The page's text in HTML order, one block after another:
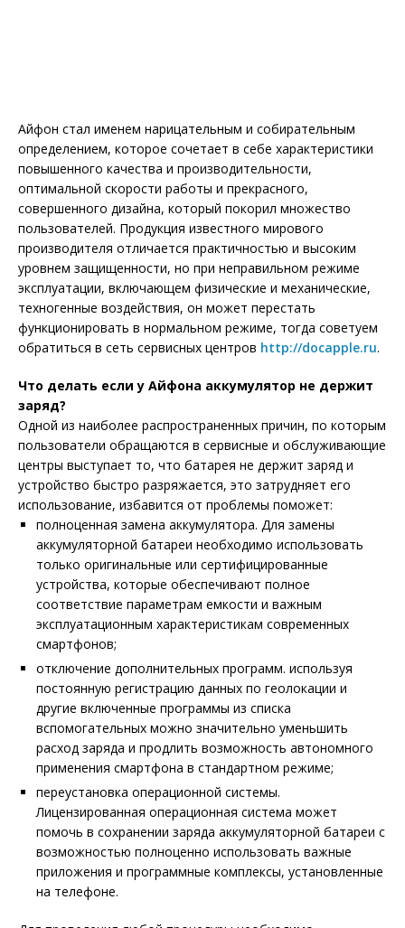
Айфон стал именем нарицательным и собирательным
определением, которое сочетает в себе характеристики
повышенного качества и производительности,
оптимальной скорости работы и прекрасного,
совершенного дизайна, который покорил множество
пользователей. Продукция известного мирового
производителя отличается практичностью и высоким
уровнем защищенности, но при неправильном режиме
эксплуатации, включающем физические и механические,
техногенные воздействия, он может перестать
функционировать в нормальном режиме, тогда советуем
обратиться в сеть сервисных центров http://docapple.ru.
Что делать если у Айфона аккумулятор не держит
заряд?
Одной из наиболее распространенных причин, по которым
пользователи обращаются в сервисные и обслуживающие
центры выступает то, что батарея не держит заряд и
устройство быстро разряжается, это затрудняет его
использование, избавится от проблемы поможет:
полноценная замена аккумулятора. Для замены
аккумуляторной батареи необходимо использовать
только оригинальные или сертифицированные
устройства, которые обеспечивают полное
соответствие параметрам емкости и важным
эксплуатационным характеристикам современных
смартфонов;
отключение дополнительных программ. используя
постоянную регистрацию данных по геолокации и
другие включенные программы из списка
вспомогательных можно значительно уменьшить
расход заряда и продлить возможность автономного
применения смартфона в стандартном режиме;
переустановка операционной системы.
Лицензированная операционная система может
помочь в сохранении заряда аккумуляторной батареи с
возможностью полноценно использовать важные
приложения и программные комплексы, установленные
на телефоне.